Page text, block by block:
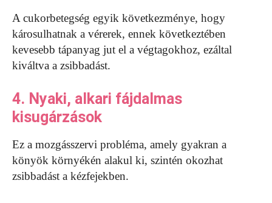
A cukorbetegség egyik következménye, hogy
károsulhatnak a vérerek, ennek következtében
kevesebb tápanyag jut el a végtagokhoz, ezáltal
kiváltva a zsibbadást.
4. Nyaki, alkari fájdalmas
kisugárzások
Ez a mozgásszervi probléma, amely gyakran a
könyök környékén alakul ki, szintén okozhat
zsibbadást a kézfejekben.